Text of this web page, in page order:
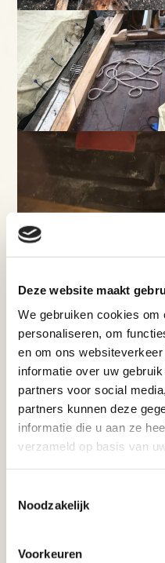
Deze website maakt
We gebruiken cookies
personaliseren, om
en om ons
informatie over uw
partners voor social
partners kunnen deze
informatie die u aan ze
verzameld op basis van
Noodzakelijk
Voorkeuren